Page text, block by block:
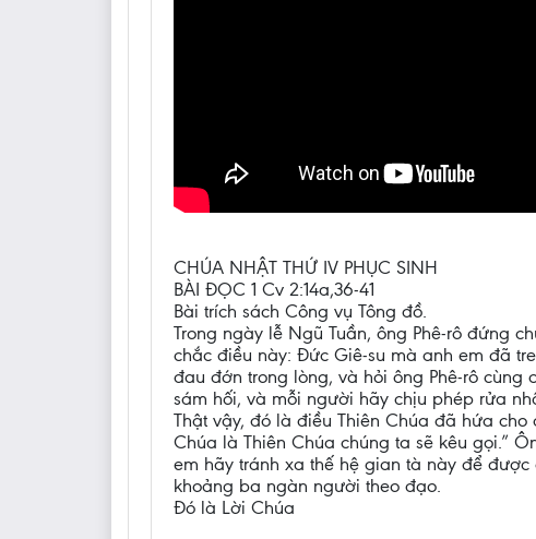
CHÚA NHẬT THỨ IV PHỤC SINH
BÀI ĐỌC 1 Cv 2:14a,36-41
Bài trích sách Công vụ Tông đồ.
Trong ngày lễ Ngũ Tuần, ông Phê-rô đứng
chắc điều này: Đức Giê-su mà anh em đã
đau đớn trong lòng, và hỏi ông Phê-rô cùng
sám hối, và mỗi người hãy chịu phép rửa
Thật vậy, đó là điều Thiên Chúa đã hứa
Chúa là Thiên Chúa chúng ta sẽ kêu gọi.”
em hãy tránh xa thế hệ gian tà này để
khoảng ba ngàn người theo đạo.
Đó là Lời Chúa